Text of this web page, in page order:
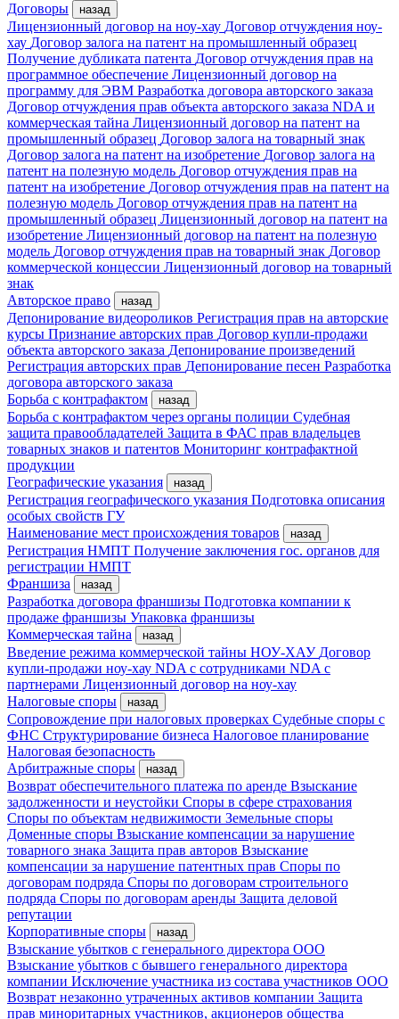
Договоры
назад
Лицензионный договор на ноу-хау Договор отчуждения ноу-
хау Договор залога на патент на промышленный образец
Получение дубликата патента Договор отчуждения прав на
программное обеспечение Лицензионный договор на
программу для ЭВМ Разработка договора авторского заказа
Договор отчуждения прав объекта авторского заказа NDA и
коммерческая тайна Лицензионный договор на патент на
промышленный образец Договор залога на товарный знак
Договор залога на патент на изобретение Договор залога на
патент на полезную модель Договор отчуждения прав на
патент на изобретение Договор отчуждения прав на патент на
полезную модель Договор отчуждения прав на патент на
промышленный образец Лицензионный договор на патент на
изобретение Лицензионный договор на патент на полезную
модель Договор отчуждения прав на товарный знак Договор
коммерческой концессии Лицензионный договор на товарный
знак
Авторское право
назад
Депонирование видеороликов Регистрация прав на авторские
курсы Признание авторских прав Договор купли-продажи
объекта авторского заказа Депонирование произведений
Регистрация авторских прав Депонирование песен Разработка
договора авторского заказа
Борьба с контрафактом
назад
Борьба с контрафактом через органы полиции Судебная
защита правообладателей Защита в ФАС прав владельцев
товарных знаков и патентов Мониторинг контрафактной
продукции
Географические указания
назад
Регистрация географического указания Подготовка описания
особых свойств ГУ
Наименование мест происхождения товаров
назад
Регистрация НМПТ Получение заключения гос. органов для
регистрации НМПТ
Франшиза
назад
Разработка договора франшизы Подготовка компании к
продаже франшизы Упаковка франшизы
Коммерческая тайна
назад
Введение режима коммерческой тайны НОУ-ХАУ Договор
купли-продажи ноу-хау NDA с сотрудниками NDA с
партнерами Лицензионный договор на ноу-хау
Налоговые споры
назад
Сопровождение при налоговых проверках Судебные споры с
ФНС Структурирование бизнеса Налоговое планирование
Налоговая безопасность
Арбитражные споры
назад
Возврат обеспечительного платежа по аренде Взыскание
задолженности и неустойки Споры в сфере страхования
Споры по объектам недвижимости Земельные споры
Доменные споры Взыскание компенсации за нарушение
товарного знака Защита прав авторов Взыскание
компенсации за нарушение патентных прав Споры по
договорам подряда Споры по договорам строительного
подряда Споры по договорам аренды Защита деловой
репутации
Корпоративные споры
назад
Взыскание убытков с генерального директора ООО
Взыскание убытков с бывшего генерального директора
компании Исключение участника из состава участников ООО
Возврат незаконно утраченных активов компании Защита
прав миноритарных участников, акционеров общества